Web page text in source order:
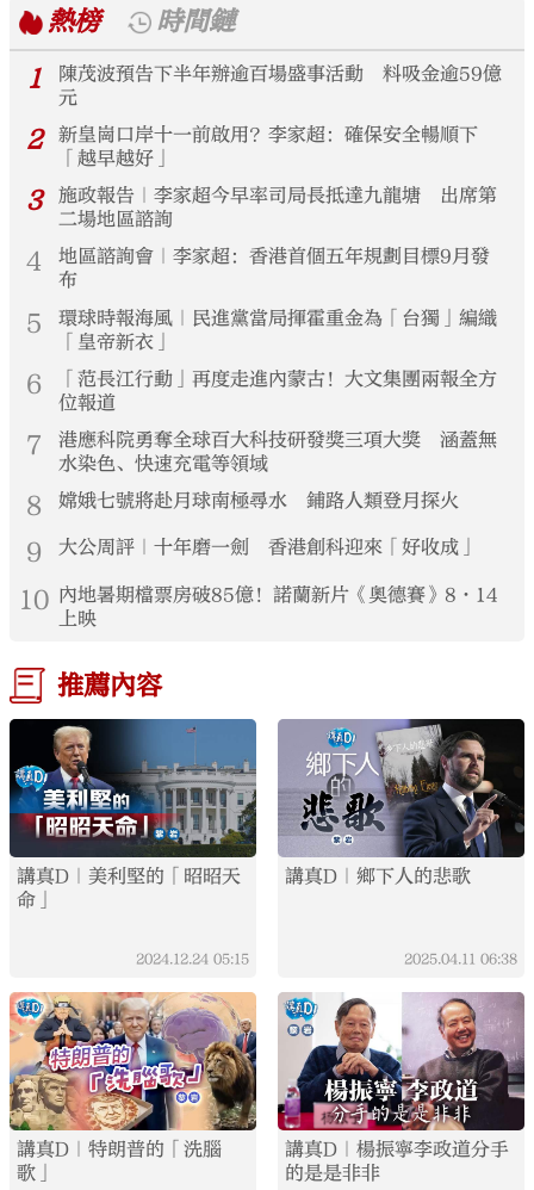
熱榜
時間鏈
1
陳茂波預告下半年辦逾百場盛事活動 料吸金逾59億
元
2
新皇崗口岸十一前啟用？李家超：確保安全暢順下
「越早越好」
3
施政報告｜李家超今早率司局長抵達九龍塘 出席第
二場地區諮詢
4
地區諮詢會｜李家超：香港首個五年規劃目標9月發
布
5
環球時報海風｜民進黨當局揮霍重金為「台獨」編織
「皇帝新衣」
6
「范長江行動」再度走進內蒙古！大文集團兩報全方
位報道
7
港應科院勇奪全球百大科技研發獎三項大獎 涵蓋無
水染色、快速充電等領域
8 嫦娥七號將赴月球南極尋水 鋪路人類登月探火
9 大公周評｜十年磨一劍 香港創科迎來「好收成」
10 內地暑期檔票房破85億！諾蘭新片《奧德賽》8·14
上映
推薦內容
講真D｜美利堅的「昭昭天
命」
2024.12.24 05:15
講真D｜鄉下人的悲歌
2025.04.11 06:38
講真D｜特朗普的「洗腦
歌」
講真D｜楊振寧李政道分手
的是是非非